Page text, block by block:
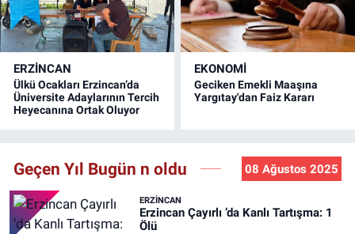
ERZINCAN
Ülkü Ocakları Erzincan’da
Üniversite Adaylarının Tercih
Heyecanına Ortak Oluyor
EKONOMİ
Geciken Emekli Maaşına
Yargıtay'dan Faiz Kararı
Geçen Yıl Bugün n oldu 08 Ağustos 2025
ERZINCAN
Erzincan Çayırlı ’da Kanlı Tartışma: 1
Ölü